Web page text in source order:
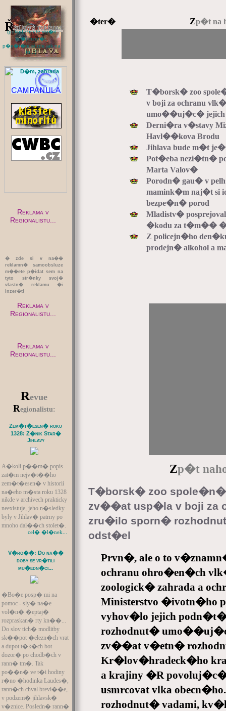
�ter� Zp�t na
(pokud chcete vlo�it
sv�j inzer�t,
p�e�t�te si zde jak na
to...):
Reklama v
Regionalistu...
� zde si v na��
reklamn� samoobsluze
m��ete p�idat sem na
tyto str�nky svoj�
vlastn� reklamu �i
inzer�t!
Reklama v
Regionalistu...
Reklama v
Regionalistu...
Revue
Regionalistu:
Zem�t�esen� roku
1328: Z�nik Star�
Jihlavy
A�koli p��m� popis
zat�m nejv�t��ho
zem�t�esen� v historii
na�eho m�sta roku 1328
nikde v archivech prakticky
neexistuje, jeho n�sledky
byly v Jihlav� patrny po
mnoho dal��ch stolet�.
cel� �l�nek...
V�ro��: Do na��
doby se vr�tili
mu�edn�ci...
�Bo�e posp� mi na
pomoc - sly� na�e
vol�n� �eptaj�
rozpraskan� rty kn��...
Do slov tich� modlitby
sk��pot �elezn�ch vrat
a dupot t�k�ch bot
dozor� po chodb�ch v
rann� tm�. Tak
po��n� ve t�i hodiny
r�no �hodinka Laudes�,
rann�ch chval brevi��e,
v podzem� jihlavsk�
v�znice. Posledn� rann�
T�borsk� zoo
v boji za ochranu
umo��uj�c� jejich
Derni�ra v�stavy
Havl��kova Brodu
Jihlava bude m�t
Pot�eba nezi�tn�
Marta Valov�
Porodn� gau� v
mamink�m naj�t si
bezpe�n� porod
Mladistv�
�kodu za t�m��
Z policejn�ho
prodejn� alkohol a
Zp�t
T�borsk� zoo
zv��at usp�la v boji za
zru�ilo sporn�
odst�el
Prvn�, ale o to
ochranu ohro�en�ch
zoologick� zahrada a
Ministerstvo �ivotn�ho
vyhov�lo jejich
rozhodnut�
zv��at v�etn�
Kr�lov�hradeck�ho
a krajiny �R
usmrcovat vlka
rozhodnut� vadami,